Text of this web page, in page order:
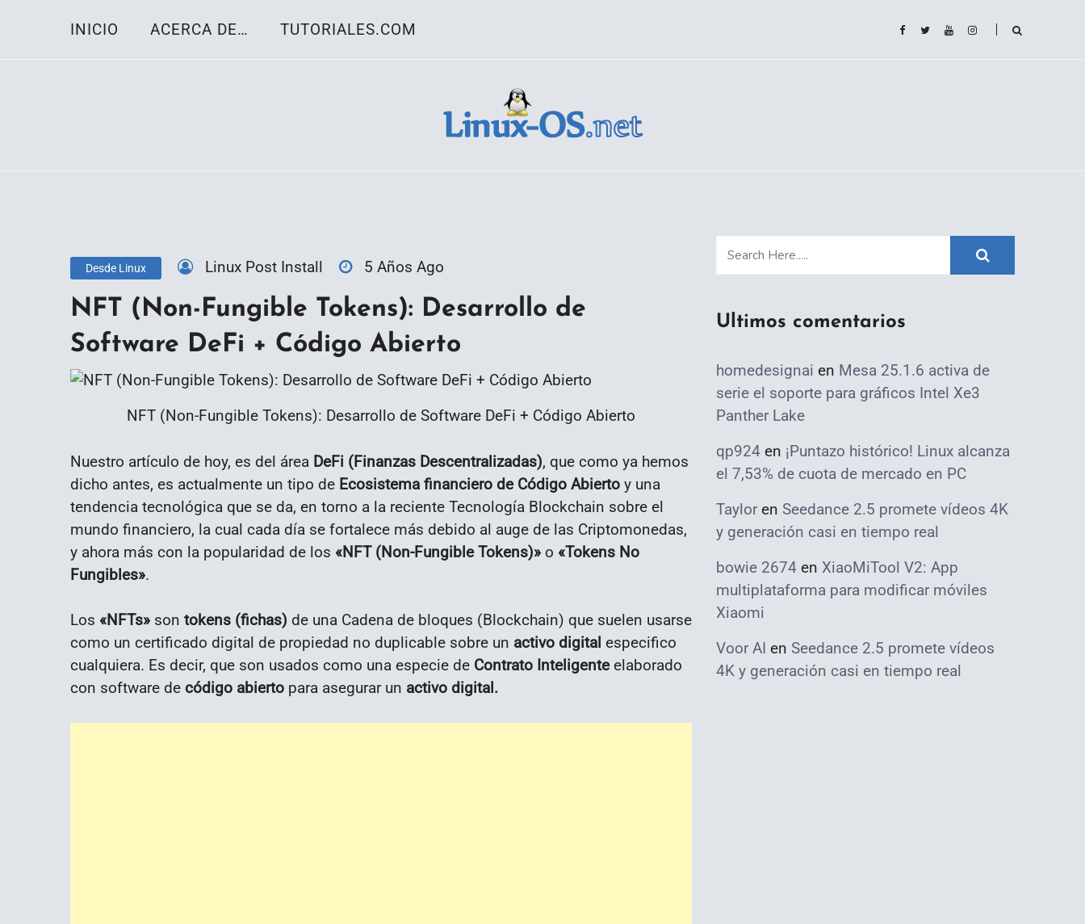
INICIO ACERCA DE… TUTORIALES.COM
Desde Linux Linux Post Install 5 Años Ago
NFT (Non-Fungible Tokens): Desarrollo de
Software DeFi + Código Abierto
NFT (Non-Fungible Tokens): Desarrollo de Software DeFi + Código Abierto
Nuestro artículo de hoy, es del área DeFi (Finanzas Descentralizadas), que como ya hemos
dicho antes, es actualmente un tipo de Ecosistema financiero de Código Abierto y una
tendencia tecnológica que se da, en torno a la reciente Tecnología Blockchain sobre el
mundo financiero, la cual cada día se fortalece más debido al auge de las Criptomonedas,
y ahora más con la popularidad de los «NFT (Non-Fungible Tokens)» o «Tokens No
Fungibles».
Los «NFTs» son tokens (fichas) de una Cadena de bloques (Blockchain) que suelen usarse
como un certificado digital de propiedad no duplicable sobre un activo digital especifico
cualquiera. Es decir, que son usados como una especie de Contrato Inteligenteelaborado
con software de código abierto para asegurar un activo digital.
Ultimos comentarios
homedesignai en Mesa 25.1.6 activa de
serie el soporte para gráficos Intel Xe3
Panther Lake
qp924 en ¡Puntazo histórico! Linux alcanza
el 7,53% de cuota de mercado en PC
Taylor en Seedance 2.5 promete vídeos 4K
y generación casi en tiempo real
bowie 2674 en XiaoMiTool V2: App
multiplataforma para modificar móviles
Xiaomi
Voor AI en Seedance 2.5 promete vídeos
4K y generación casi en tiempo real